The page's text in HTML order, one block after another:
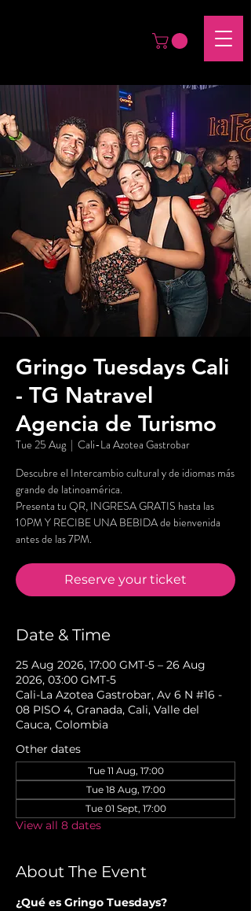
Gringo Tuesdays Cali
- TG Natravel
Agencia de Turismo
Tue 25 Aug
  |
Cali-La Azotea Gastrobar
Descubre el Intercambio cultural y de idiomas más
grande de latinoamérica.
Presenta tu QR, INGRESA GRATIS hasta las
10PM Y RECIBE UNA BEBIDA de bienvenida
antes de las 7PM.
Reserve your ticket
Date & Time
25 Aug 2026, 17:00 GMT-5 – 26 Aug
2026, 03:00 GMT-5
Cali-La Azotea Gastrobar, Av 6 N #16 -
08 PISO 4, Granada, Cali, Valle del
Cauca, Colombia
Other dates
Tue 11 Aug, 17:00
Tue 18 Aug, 17:00
Tue 01 Sept, 17:00
View all 8 dates
About The Event
¿Qué es Gringo Tuesdays?